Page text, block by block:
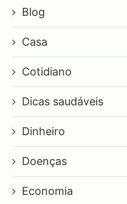
Blog
Casa
Cotidiano
Dicas saudáveis
Dinheiro
Doenças
Economia